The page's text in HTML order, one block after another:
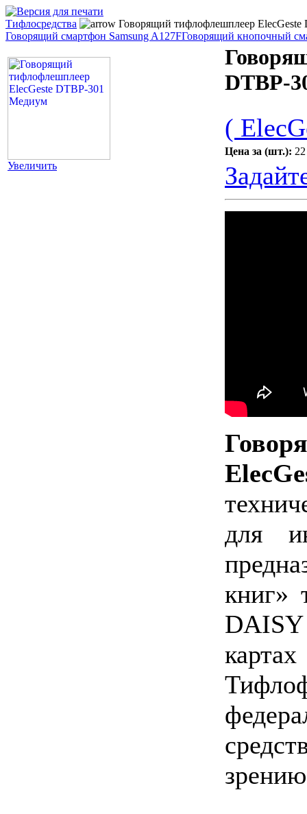
Тифлосредства
Говорящий тифлофлешплеер
Говорящий смартфон Samsung A127FГоворящий кнопочный
Увеличить
DTBP-
(
Цена за (шт.):
для
книг»